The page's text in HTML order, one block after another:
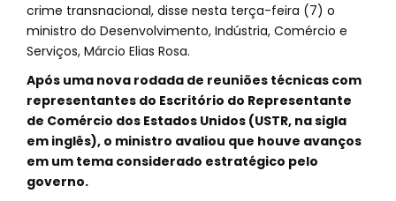
crime transnacional, disse nesta terça-feira (7) o
ministro do Desenvolvimento, Indústria, Comércio e
Serviços, Márcio Elias Rosa.
Após uma nova rodada de reuniões técnicas com
representantes do Escritório do Representante
de Comércio dos Estados Unidos (USTR, na sigla
em inglês), o ministro avaliou que houve avanços
em um tema considerado estratégico pelo
governo.